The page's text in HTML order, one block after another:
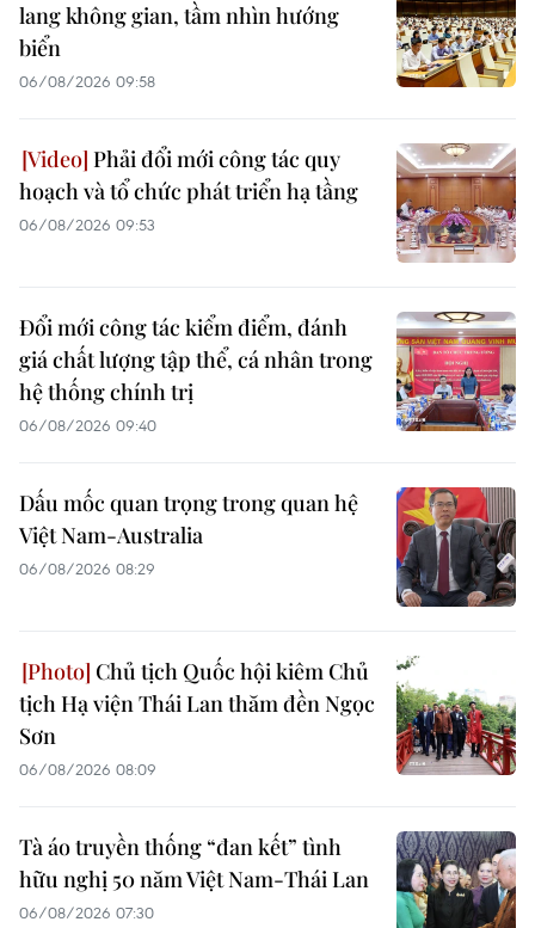
lang không gian, tầm nhìn hướng
biển
06/08/2026 09:58
Phải đổi mới công tác quy
hoạch và tổ chức phát triển hạ tầng
06/08/2026 09:53
Đổi mới công tác kiểm điểm, đánh
giá chất lượng tập thể, cá nhân trong
hệ thống chính trị
06/08/2026 09:40
Dấu mốc quan trọng trong quan hệ
Việt Nam-Australia
06/08/2026 08:29
Chủ tịch Quốc hội kiêm Chủ
tịch Hạ viện Thái Lan thăm đền Ngọc
Sơn
06/08/2026 08:09
Tà áo truyền thống “đan kết” tình
hữu nghị 50 năm Việt Nam-Thái Lan
06/08/2026 07:30